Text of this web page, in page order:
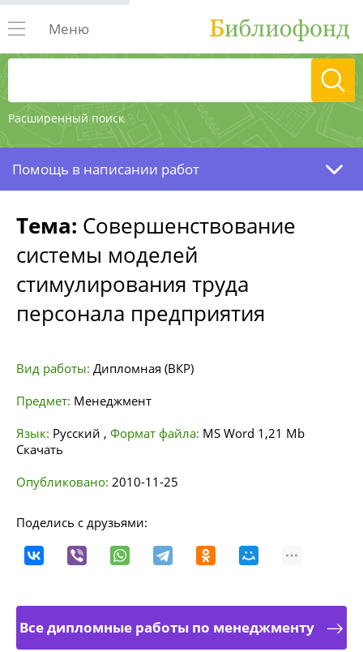
Расширенный поиск
Меню
Помощь в написании работ
Тема: Совершенствование
системы моделей
стимулирования труда
персонала предприятия
Вид работы: Дипломная (ВКР)
Предмет: Менеджмент
Язык: Русский , Формат файла: MS Word 1,21 Mb
Скачать
Опубликовано: 2010-11-25
Поделись с друзьями:
Все дипломные работы по менеджменту